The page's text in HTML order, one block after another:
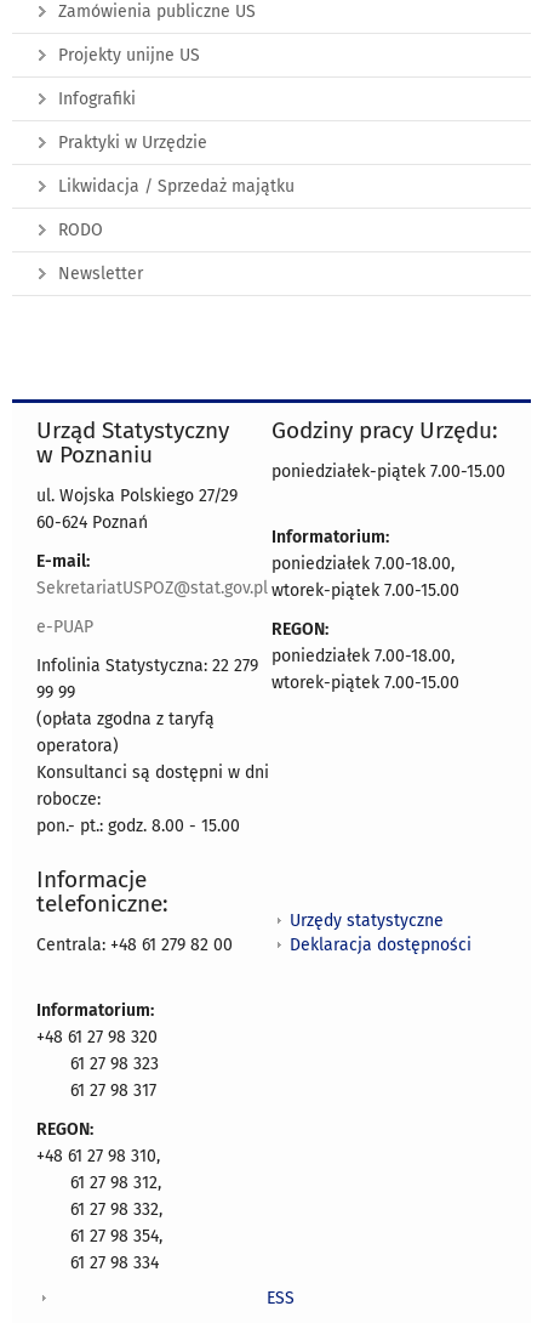
Zamówienia publiczne US
Projekty unijne US
Infografiki
Praktyki w Urzędzie
Likwidacja / Sprzedaż majątku
RODO
Newsletter
Urząd Statystyczny
w Poznaniu
ul. Wojska Polskiego 27/29
60-624 Poznań
E-mail:
SekretariatUSPOZ@stat.gov.pl
e-PUAP
Infolinia Statystyczna: 22 279
99 99
(opłata zgodna z taryfą
operatora)
Konsultanci są dostępni w dni
robocze:
pon.- pt.: godz. 8.00 - 15.00
Godziny pracy Urzędu:
poniedziałek-piątek 7.00-15.00
Informatorium:
poniedziałek 7.00-18.00,
wtorek-piątek 7.00-15.00
REGON:
poniedziałek 7.00-18.00,
wtorek-piątek 7.00-15.00
Informacje
telefoniczne:
Centrala: +48 61 279 82 00
Informatorium:
+48 61 27 98 320
61 27 98 323
61 27 98 317
REGON:
+48 61 27 98 310,
61 27 98 312,
61 27 98 332,
61 27 98 354,
61 27 98 334
Urzędy statystyczne
Deklaracja dostępności
ESS